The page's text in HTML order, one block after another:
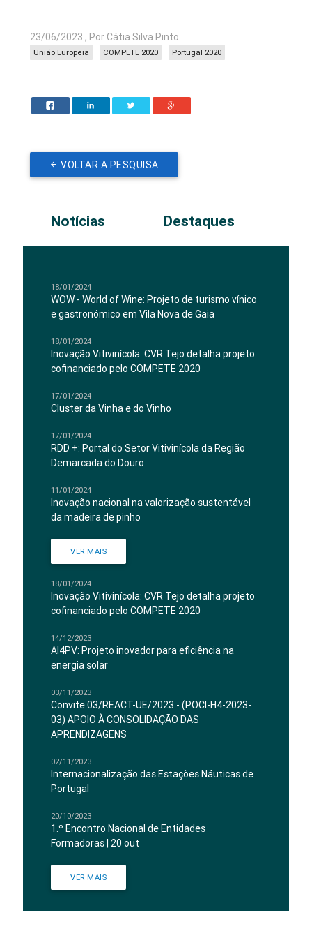
23/06/2023 , Por Cátia Silva Pinto
Portugal 2020
COMPETE 2020
União Europeia
VOLTAR A PESQUISA
Notícias Destaques
18/01/2024
WOW - World of Wine: Projeto de turismo vínico
e gastronómico em Vila Nova de Gaia
18/01/2024
Inovação Vitivinícola: CVR Tejo detalha projeto
cofinanciado pelo COMPETE 2020
17/01/2024
Cluster da Vinha e do Vinho
17/01/2024
RDD +: Portal do Setor Vitivinícola da Região
Demarcada do Douro
11/01/2024
Inovação nacional na valorização sustentável
da madeira de pinho
VER MAIS
18/01/2024
Inovação Vitivinícola: CVR Tejo detalha projeto
cofinanciado pelo COMPETE 2020
14/12/2023
AI4PV: Projeto inovador para eficiência na
energia solar
03/11/2023
Convite 03/REACT-UE/2023 - (POCI-H4-2023-
03) APOIO À CONSOLIDAÇÃO DAS
APRENDIZAGENS
02/11/2023
Internacionalização das Estações Náuticas de
Portugal
20/10/2023
1.º Encontro Nacional de Entidades
Formadoras | 20 out
VER MAIS